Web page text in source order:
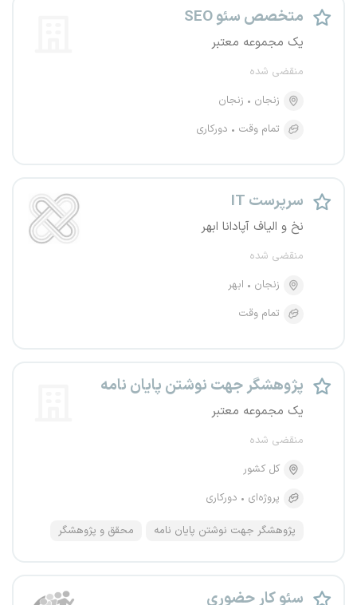
متخصص سئو SEO
یک مجموعه معتبر
منقضی شده
زنجان
زنجان
تمام وقت
دورکاری
سرپرست IT
نخ و الیاف آپادانا ابهر
منقضی شده
زنجان
ابهر
تمام وقت
پژوهشگر جهت نوشتن پایان نامه
یک مجموعه معتبر
منقضی شده
کل کشور
پروژه‌ای
دورکاری
پژوهشگر جهت نوشتن پایان نامه محقق و پژوهشگر
سئو کار حضوری